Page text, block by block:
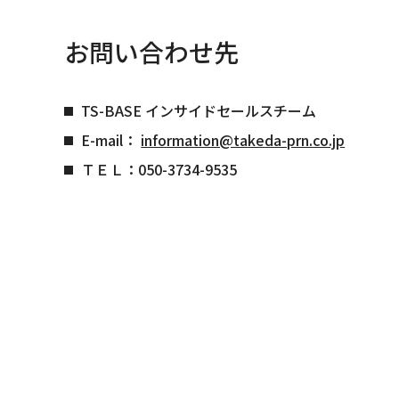
お問い合わせ先
TS-BASE インサイドセールスチーム
E-mail： information@takeda-prn.co.jp
ＴＥＬ：050-3734-9535